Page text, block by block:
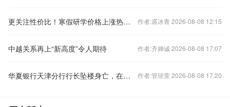
更关注性价比！寒假研学价格上涨热度下降 作者:裘冰青 2026-08-08 12:15
中越关系再上“新高度”令人期待 作者:齐婵诚 2026-08-08 17:07
华夏银行天津分行行长坠楼身亡，在任刚满三年 作者:管琰萱 2026-08-08 17:20